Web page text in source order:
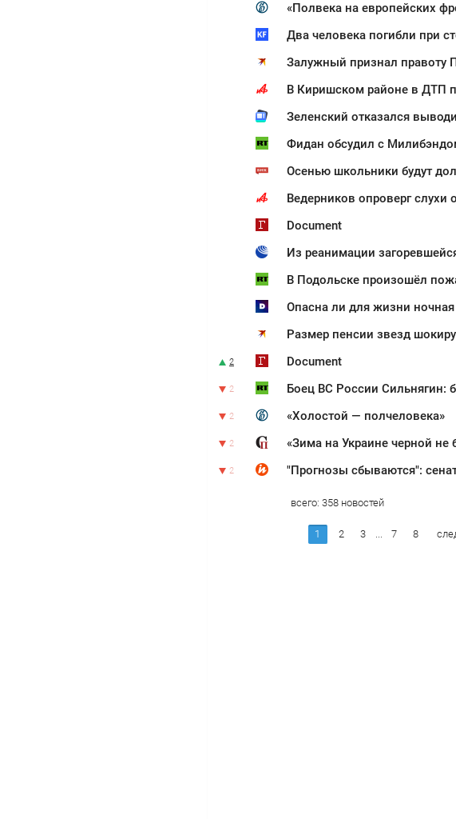
«Полвека на европейских
Два человека погибли при
Залужный признал правоту
В Киришском районе в ДТП
Зеленский отказался
Фидан обсудил с
Осенью школьники будут
Ведерников опроверг слухи
Document
Из реанимации
В Подольске произошёл
Опасна ли для жизни ночная
2 Document
2 Боец ВС России Сильнягин:
2 «Холостой — полчеловека»
2
2
всего: 358 новостей
1 2 3 ... 7 8